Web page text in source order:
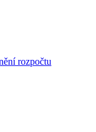
rozpočtu